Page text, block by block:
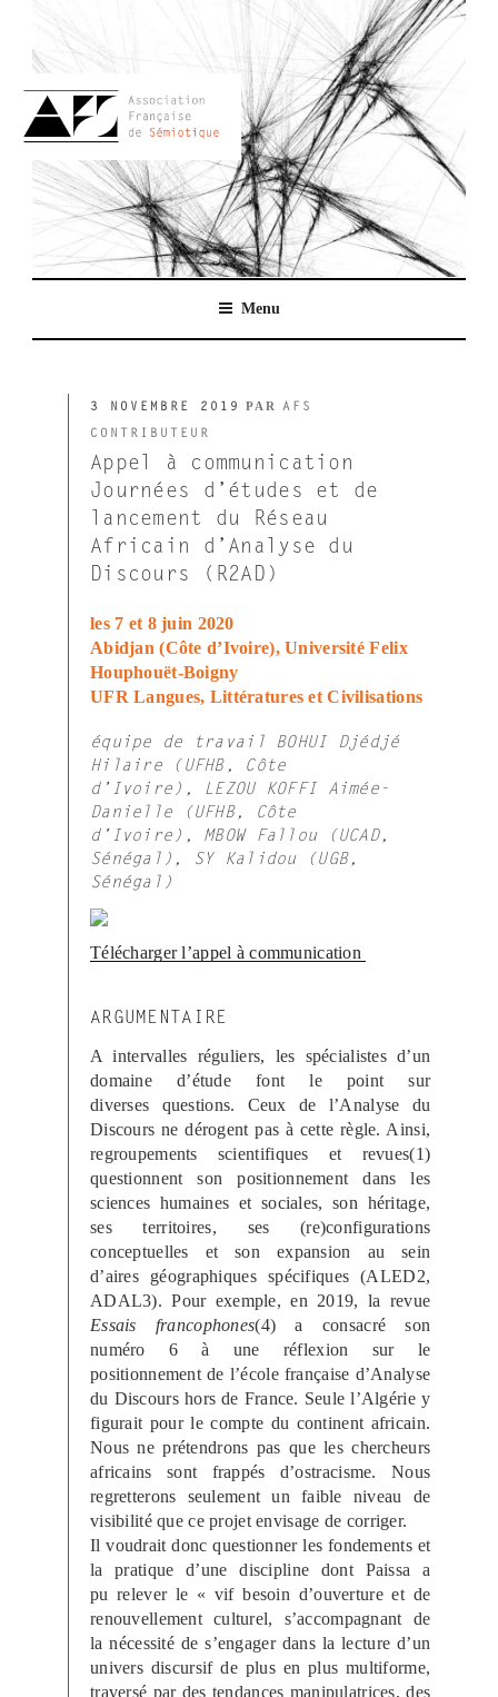
contenu
AFSEMIO.FR
Menu
PUBLIÉ
LE
3 NOVEMBRE 2019 PAR AFS
CONTRIBUTEUR
Appel à communication
Journées d’études et de
lancement du Réseau
Africain d’Analyse du
Discours (R2AD)
les 7 et 8 juin 2020
Abidjan (Côte d’Ivoire), Université Felix
Houphouët-Boigny
UFR Langues, Littératures et Civilisations
équipe de travail BOHUI Djédjé
Hilaire (UFHB, Côte
d’Ivoire), LEZOU KOFFI Aimée-
Danielle (UFHB, Côte
d’Ivoire), MBOW Fallou (UCAD,
Sénégal), SY Kalidou (UGB,
Sénégal)
Télécharger l’appel à communication
ARGUMENTAIRE
A intervalles réguliers, les spécialistes d’un
domaine d’étude font le point sur
diverses questions. Ceux de l’Analyse du
Discours ne dérogent pas à cette règle. Ainsi,
regroupements scientifiques et revues(1)
questionnent son positionnement dans les
sciences humaines et sociales, son héritage,
ses territoires, ses (re)configurations
conceptuelles et son expansion au sein
d’aires géographiques spécifiques (ALED2,
ADAL3). Pour exemple, en 2019, la revue
Essais francophones(4) a consacré son
numéro 6 à une réflexion sur le
positionnement de l’école française d’Analyse
du Discours hors de France. Seule l’Algérie y
figurait pour le compte du continent africain.
Nous ne prétendrons pas que les chercheurs
africains sont frappés d’ostracisme. Nous
regretterons seulement un faible niveau de
visibilité que ce projet envisage de corriger.
Il voudrait donc questionner les fondements et
la pratique d’une discipline dont Paissa a
pu relever le « vif besoin d’ouverture et de
renouvellement culturel, s’accompagnant de
la nécessité de s’engager dans la lecture d’un
univers discursif de plus en plus multiforme,
traversé par des tendances manipulatrices, des